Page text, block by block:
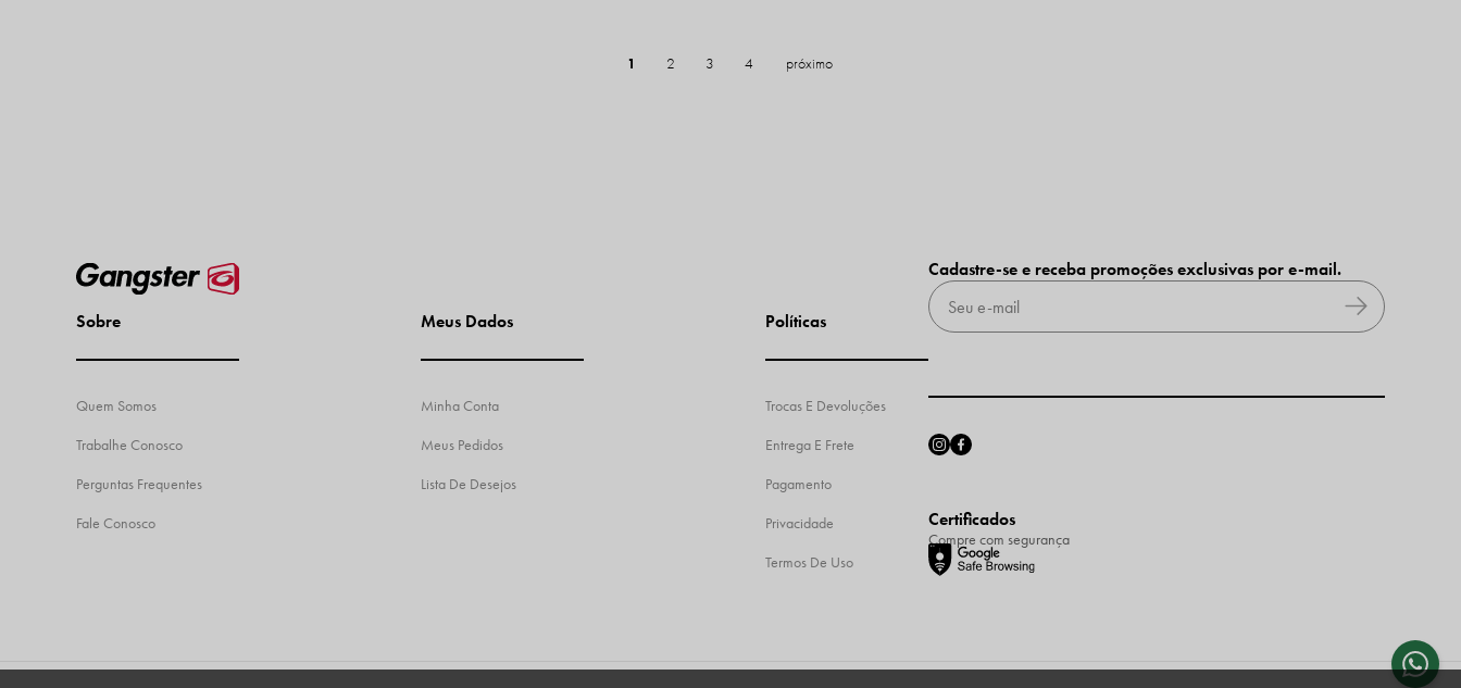
1 2 3 4
Sobre
Quem Somos
Trabalhe Conosco
Perguntas Frequentes
Fale Conosco
Meus Dados
Minha Conta
Meus Pedidos
Lista De Desejos
Políticas
Trocas E Devoluções
Entrega E Frete
Pagamento
Privacidade
Termos De Uso
Cadastre-se e receba promoções exclusivas por e-mail.
Certificados
Compre com segurança